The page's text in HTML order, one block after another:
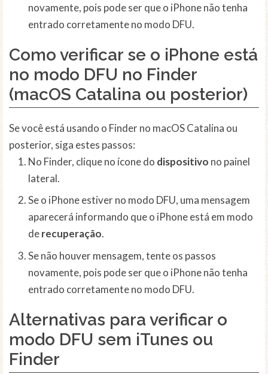
novamente, pois pode ser que o iPhone não tenha
entrado corretamente no modo DFU.
Como verificar se o iPhone está
no modo DFU no Finder
(macOS Catalina ou posterior)
Se você está usando o Finder no macOS Catalina ou
posterior, siga estes passos:
No Finder, clique no ícone do dispositivo no painel
lateral.
Se o iPhone estiver no modo DFU, uma mensagem
aparecerá informando que o iPhone está em modo
derecuperação.
Se não houver mensagem, tente os passos
novamente, pois pode ser que o iPhone não tenha
entrado corretamente no modo DFU.
Alternativas para verificar o
modo DFU sem iTunes ou
Finder